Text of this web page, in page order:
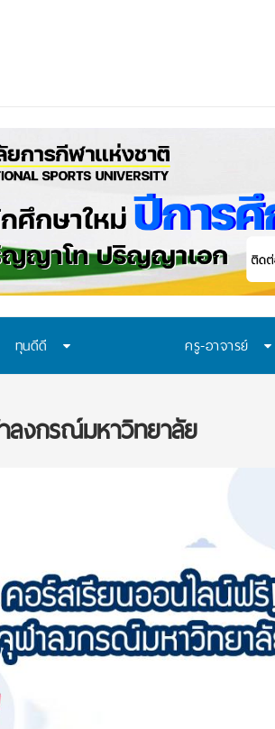
ทุนดีดี ครู-อาจารย์
ลงกรณ์มหาวิทยาลัย